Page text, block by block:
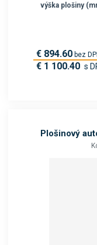
výška plošiny
€ 894.60 bez
€ 1 100.40 s
Plošinový